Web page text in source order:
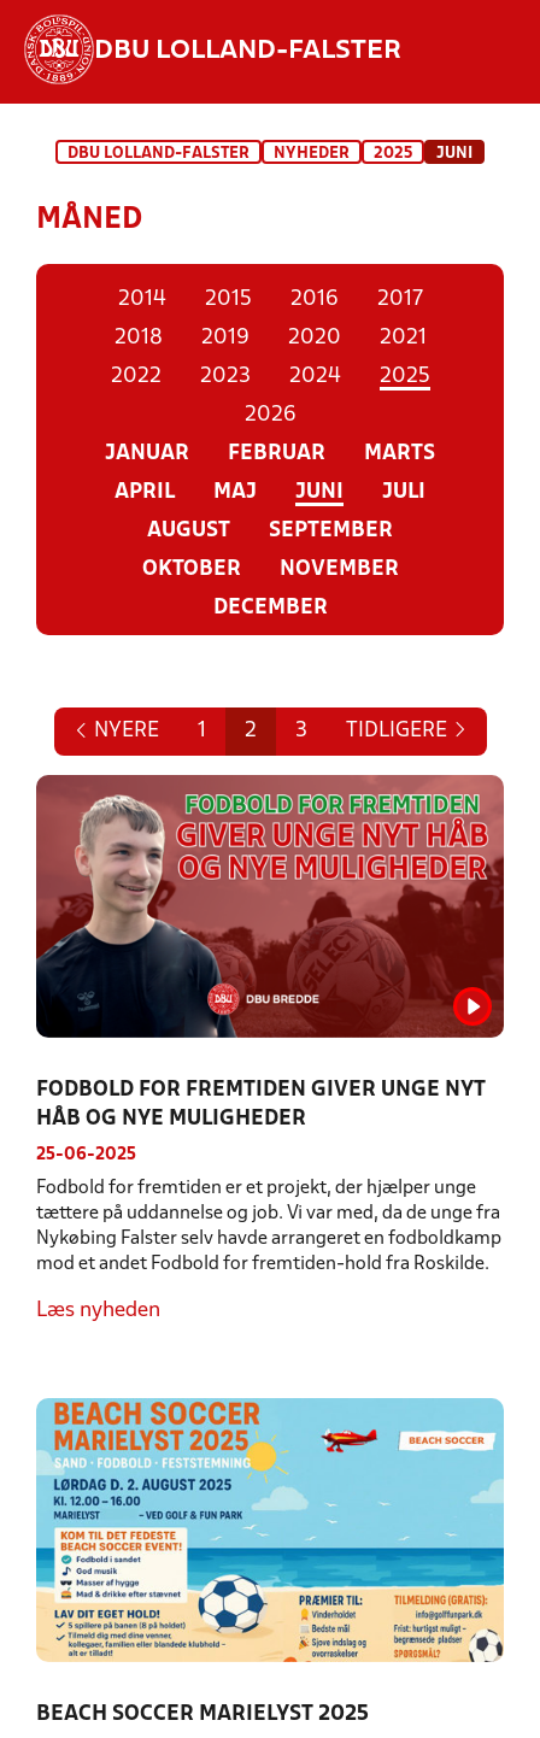
DBU LOLLAND-FALSTER
STILLINGER, RESULTATER, KLUBBER OG
DBU LOLLAND-FALSTER NYHEDER 2025 JUNI
MÅNED
2014 2015 2016
2017
2018
2019 2020
2021
2022
2023 2024
2025
2026
JANUAR
FEBRUAR
MARTS
APRIL
MAJ JUNI
JULI
AUGUST
SEPTEMBER
OKTOBER
NOVEMBER
DECEMBER
NYERE 1 2 3 TIDLIGERE
FODBOLD FOR FREMTIDEN GIVER UNGE NYT
HÅB OG NYE MULIGHEDER
25-06-2025
Fodbold for fremtiden er et projekt, der hjælper unge
tættere på uddannelse og job. Vi var med, da de unge fra
Nykøbing Falster selv havde arrangeret en fodboldkamp
mod et andet Fodbold for fremtiden-hold fra Roskilde.
Læs nyheden
BEACH SOCCER MARIELYST 2025